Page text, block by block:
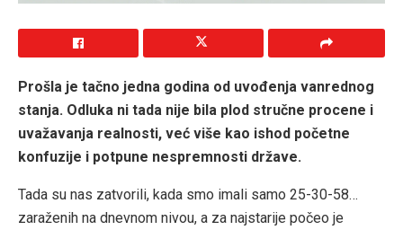
Prošla je tačno jedna godina od uvođenja vanrednog
stanja. Odluka ni tada nije bila plod stručne procene i
uvažavanja realnosti, već više kao ishod početne
konfuzije i potpune nespremnosti države.
Tada su nas zatvorili, kada smo imali samo 25-30-58…
zaraženih na dnevnom nivou, a za najstarije počeo je